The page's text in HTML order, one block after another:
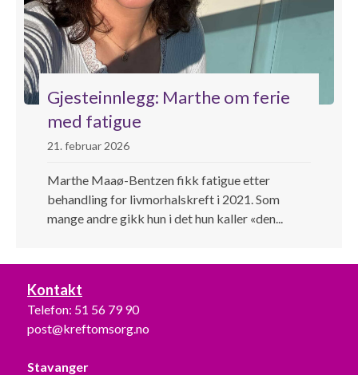
Gjesteinnlegg: Marthe om ferie
med fatigue
21. februar 2026
Marthe Maaø-Bentzen fikk fatigue etter
behandling for livmorhalskreft i 2021. Som
mange andre gikk hun i det hun kaller «den...
Kontakt
Telefon: 51 56 79 90
post@kreftomsorg.no
Stavanger